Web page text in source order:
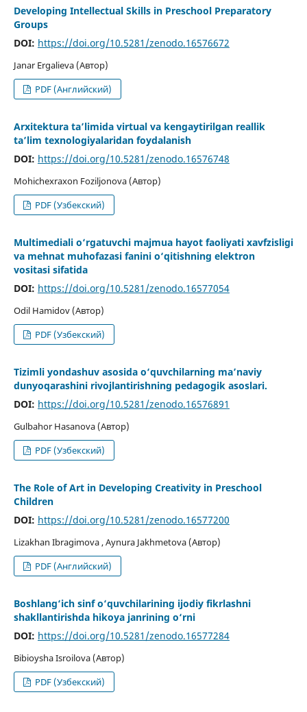
Developing Intellectual Skills in Preschool Preparatory
Groups
DOI: https://doi.org/10.5281/zenodo.16576672
Janar Ergalieva (Автор)
PDF (Английский)
Arxitektura ta’limida virtual va kengaytirilgan reallik
ta’lim texnologiyalaridan foydalanish
DOI: https://doi.org/10.5281/zenodo.16576748
Mohichexraxon Foziljonova (Автор)
PDF (Узбекский)
Multimediali o‘rgatuvchi majmua hayot faoliyati xavfzisligi
va mehnat muhofazasi fanini o‘qitishning elektron
vositasi sifatida
DOI: https://doi.org/10.5281/zenodo.16577054
Odil Hamidov (Автор)
PDF (Узбекский)
Tizimli yondashuv asosida o‘quvchilarning ma’naviy
dunyoqarashini rivojlantirishning pedagogik asoslari.
DOI: https://doi.org/10.5281/zenodo.16576891
Gulbahor Hasanova (Автор)
PDF (Узбекский)
The Role of Art in Developing Creativity in Preschool
Children
DOI: https://doi.org/10.5281/zenodo.16577200
Lizakhan Ibragimova , Aynura Jakhmetova (Автор)
PDF (Английский)
Boshlang‘ich sinf o‘quvchilarining ijodiy fikrlashni
shakllantirishda hikoya janrining o‘rni
DOI: https://doi.org/10.5281/zenodo.16577284
Bibioysha Isroilova (Автор)
PDF (Узбекский)